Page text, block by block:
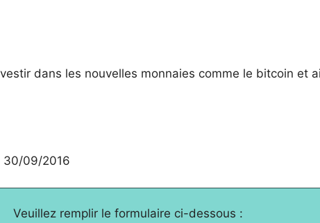
dans les nouvelles monnaies comme le bitcoin
30/09/2016
Veuillez remplir le formulaire ci-dessous :